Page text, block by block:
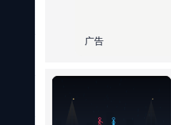
广告